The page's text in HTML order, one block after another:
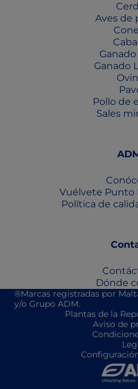
Aves de
Ganado
Pollo de
Sales
Vuélvete Punto
Política de
Dónde
®Marcas registradas por
y/o Grupo ADM.
Plantas de la
Aviso de